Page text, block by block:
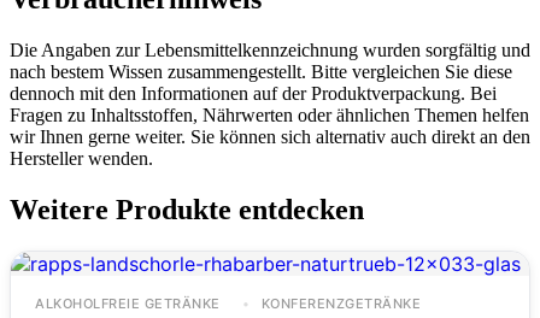
Die Angaben zur Lebensmittelkennzeichnung wurden sorgfältig und
nach bestem Wissen zusammengestellt. Bitte vergleichen Sie diese
dennoch mit den Informationen auf der Produktverpackung. Bei
Fragen zu Inhaltsstoffen, Nährwerten oder ähnlichen Themen helfen
wir Ihnen gerne weiter. Sie können sich alternativ auch direkt an den
Hersteller wenden.
Weitere Produkte entdecken
ALKOHOLFREIE GETRÄNKE KONFERENZGETRÄNKE